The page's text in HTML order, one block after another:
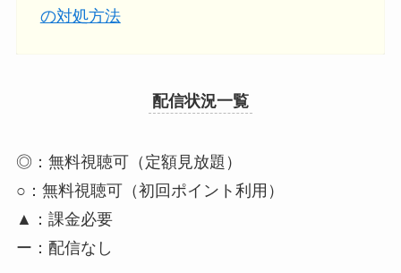
の対処方法
配信状況一覧
◎：無料視聴可（定額見放題）
○：無料視聴可（初回ポイント利用）
▲：課金必要
ー：配信なし